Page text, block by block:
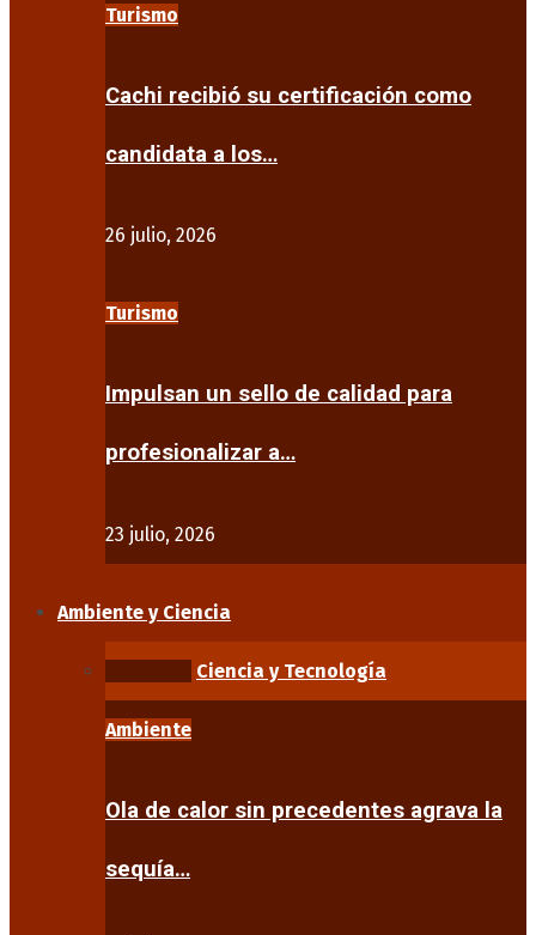
Turismo
Cachi recibió su certificación como
candidata a los…
26 julio, 2026
Turismo
Impulsan un sello de calidad para
profesionalizar a…
23 julio, 2026
Ambiente y Ciencia
Ciencia y Tecnología
Ambiente
Ola de calor sin precedentes agrava la
sequía…